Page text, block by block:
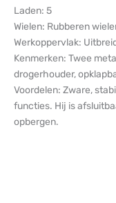
Laden: 5
Wielen: Rubberen
Werkoppervlak:
Kenmerken: Twee
drogerhouder,
Voordelen: Zware,
functies. Hij is
opbergen.